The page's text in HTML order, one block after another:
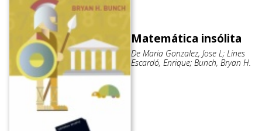
Matemática insólita
De Maria Gonzalez, Jose L; Lines
Escardó, Enrique; Bunch, Bryan H.